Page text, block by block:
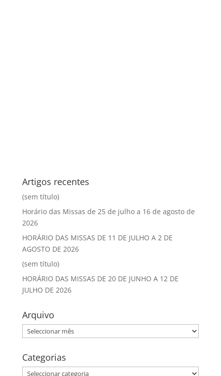
Artigos recentes
(sem título)
Horário das Missas de 25 de julho a 16 de agosto de
2026
HORÁRIO DAS MISSAS DE 11 DE JULHO A 2 DE
AGOSTO DE 2026
(sem título)
HORÁRIO DAS MISSAS DE 20 DE JUNHO A 12 DE
JULHO DE 2026
Arquivo
Arquivo
Categorias
Categorias